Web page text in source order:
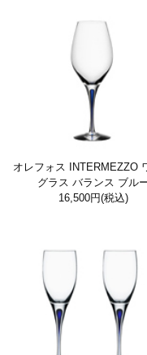
オレフォス INTERMEZZO
グラス バランス ブル
16,500円(税込)